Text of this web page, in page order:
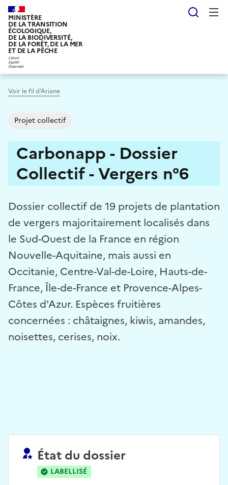
Aller
au
contenu
principal
MINISTÈRE
DE LA TRANSITION
ÉCOLOGIQUE,
DE LA BIODIVERSITÉ,
DE LA FORÊT, DE LA MER
ET DE LA PÊCHE
Voir le fil d'Ariane
Projet collectif
Carbonapp - Dossier
Collectif - Vergers n°6
Dossier collectif de 19 projets de plantation
de vergers majoritairement localisés dans
le Sud-Ouest de la France en région
Nouvelle-Aquitaine, mais aussi en
Occitanie, Centre-Val-de-Loire, Hauts-de-
France, Île-de-France et Provence-Alpes-
Côtes d'Azur. Espèces fruitières
concernées : châtaignes, kiwis, amandes,
noisettes, cerises, noix.
État du dossier
LABELLISÉ